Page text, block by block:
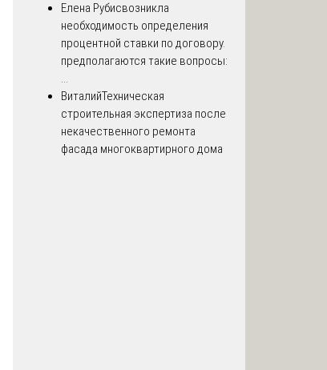
Елена Рубисвозникла
необходимость определения
процентной ставки по договору.
предполагаются такие вопросы:
...
ВиталийТехническая
строительная экспертиза после
некачественного ремонта
фасада многоквартирного дома